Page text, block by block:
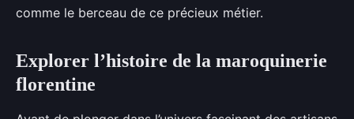
comme le berceau de ce précieux métier.
Explorer l’histoire de la maroquinerie
florentine